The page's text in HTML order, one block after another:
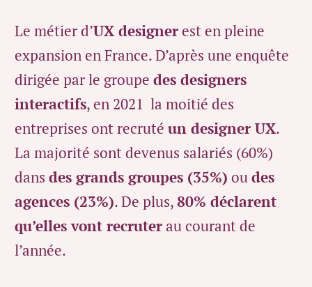
Le métier d’UX designerest en pleine
expansion en France. D’après une enquête
dirigée par le groupedes designers
interactifs, en 2021 la moitié des
entreprises ont recrutéun designer UX.
La majorité sont devenus salariés (60%)
dansdes grands groupes (35%) oudes
agences (23%). De plus,80% déclarent
qu’elles vont recruterau courant de
l’année.